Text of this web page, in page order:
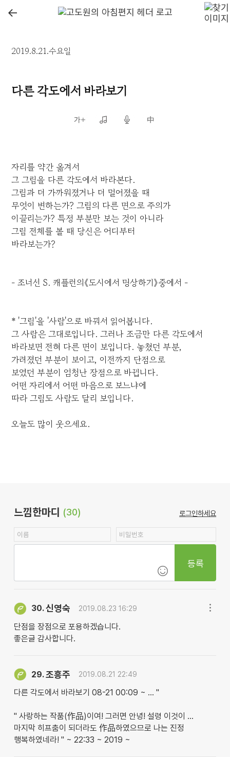
←
2019.8.21.수요일
다른 각도에서 바라보기
자리를 약간 옮겨서
그 그림을 다른 각도에서 바라본다.
그림과 더 가까워졌거나 더 멀어졌을 때
무엇이 변하는가? 그림의 다른 면으로 주의가
이끌리는가? 특정 부분만 보는 것이 아니라
그림 전체를 볼 때 당신은 어디부터
바라보는가?
- 조너선 S. 캐플런의《도시에서 명상하기》중에서 -
* '그림'을 '사람'으로 바꿔서 읽어봅니다.
그 사람은 그대로입니다. 그러나 조금만 다른 각도에서
바라보면 전혀 다른 면이 보입니다. 놓쳤던 부분,
가려졌던 부분이 보이고, 이전까지 단점으로
보였던 부분이 엄청난 장점으로 바뀝니다.
어떤 자리에서 어떤 마음으로 보느냐에
따라 그림도 사람도 달리 보입니다.
오늘도 많이 웃으세요.
느낌한마디 (30) 로그인하세요
등록
30.신영숙 2019.08.23 16:29
단점을 장점으로 포용하겠습니다.
좋은글 감사합니다.
29.조흥주 2019.08.21 22:49
다른 각도에서 바라보기 08-21 00:09 ~ … "
" 사랑하는 작품(作品)이여! 그러면 안녕! 설령 이것이 …
마지막 히프춤이 되더라도 作品하였으므로 나는 진정
행복하였네라! " ~ 22:33 ~ 2019 ~